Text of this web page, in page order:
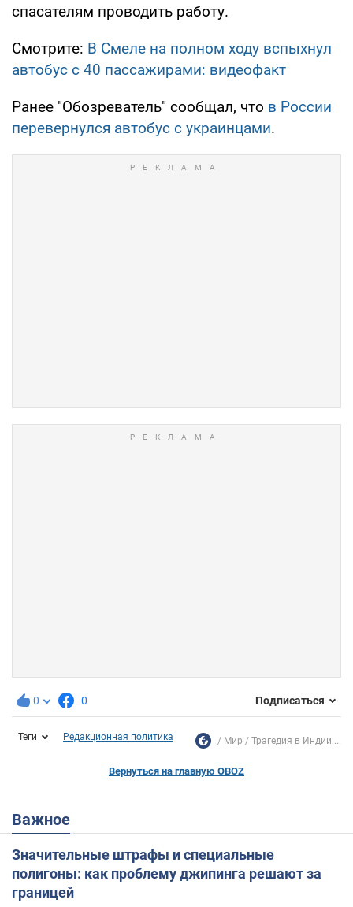
спасателям проводить работу.
Смотрите: В Смеле на полном ходу вспыхнул
автобус с 40 пассажирами: видеофакт
Ранее "Обозреватель" сообщал, что в России
перевернулся автобус с украинцами.
0 0 Подписаться
Теги Редакционная политика Мир Трагедия в Индии:...
Вернуться на главную OBOZ
Важное
Значительные штрафы и специальные
полигоны: как проблему джипинга решают за
границей